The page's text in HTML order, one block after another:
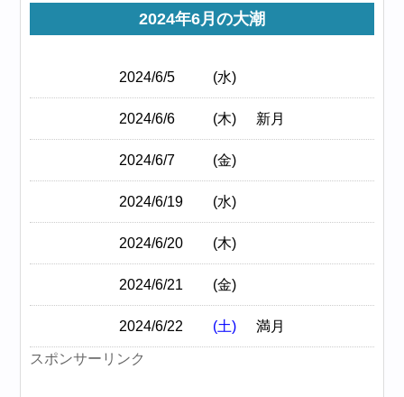
2024年6月の大潮
2024/6/5 (水)
2024/6/6 (木) 新月
2024/6/7 (金)
2024/6/19 (水)
2024/6/20 (木)
2024/6/21 (金)
2024/6/22 (土) 満月
スポンサーリンク